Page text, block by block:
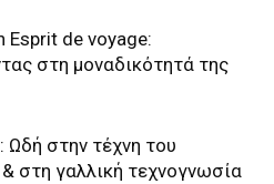
Esprit de voyage:
στη μοναδικότητά της
Ωδή στην τέχνη του
& στη γαλλική τεχνογνωσία